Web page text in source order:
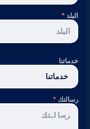
البلد *
خدماتنا
رسالتك *